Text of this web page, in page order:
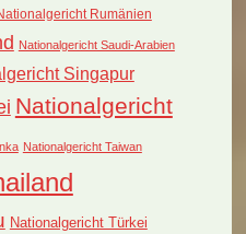
Rumänien
Nationalgericht Saudi-Arabien
Singapur
Nationalgericht
Nationalgericht Taiwan
Nationalgericht Türkei